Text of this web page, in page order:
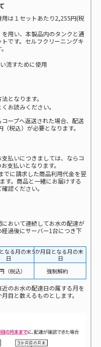
は１セットあたり2,255円(税
用い、本製品内のタンクと通
です。セルフクリーニングキ
すために使用
となります。
お読みください。
ープへ返送された場合、配送
税込）が必要となります。
払いにつきましては、ならコ
支払いとなります。
でに請求した商品利用代金を翌
す。商品と一緒にお届けする
認ください。
おいて連続してお水の配達が
過後にサーバー1台につき下
なる月の末
日
5か月目となる月の末
日
（税込） 強制解約
のお水の配達日の属する月を
目と数えるものとします。